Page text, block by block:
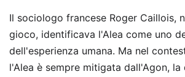
Il sociologo francese Roger Caillois,
gioco, identificava l'Alea come uno
dell'esperienza umana. Ma nel
l'Alea è sempre mitigata dall'Agon,